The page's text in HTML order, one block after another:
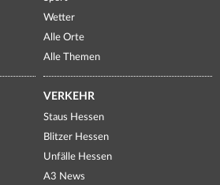
Wetter
Alle Orte
Alle Themen
VERKEHR
Staus Hessen
Blitzer Hessen
Unfälle Hessen
A3 News